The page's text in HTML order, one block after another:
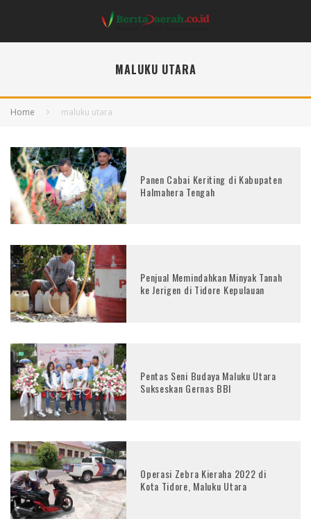
MALUKU UTARA
Home maluku utara
Panen Cabai Keriting di Kabupaten
Halmahera Tengah
Penjual Memindahkan Minyak Tanah
ke Jerigen di Tidore Kepulauan
Pentas Seni Budaya Maluku Utara
Sukseskan Gernas BBI
Operasi Zebra Kieraha 2022 di
Kota Tidore, Maluku Utara